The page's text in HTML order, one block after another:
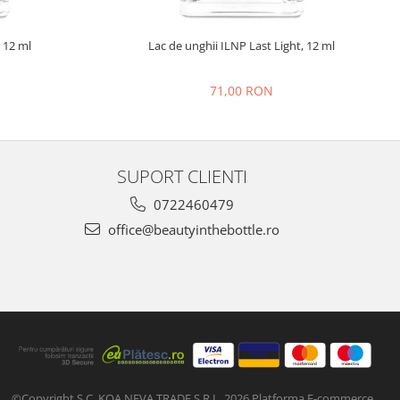
ml Lac de unghii ILNP Last Light, 12 ml
71,00 RON
SUPORT CLIENTI
0722460479
office@beautyinthebottle.ro